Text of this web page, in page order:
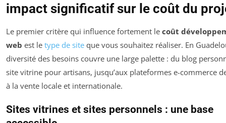
impact significatif sur le coût du
Le premier critère qui influence fortement le coût
web est le type de site que vous souhaitez réaliser. En
diversité des besoins couvre une large palette : du blog
site vitrine pour artisans, jusqu’aux plateformes e-commerce
à la vente locale et internationale.
Sites vitrines et sites personnels : une base